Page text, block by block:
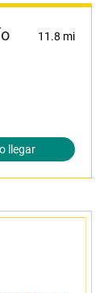
11.8 mi
llegar